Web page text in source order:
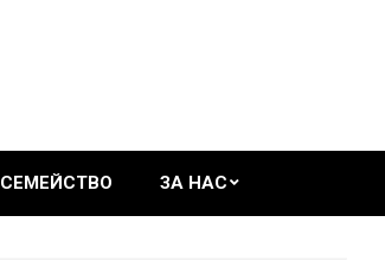
СЕМЕЙСТВО ЗА НАС